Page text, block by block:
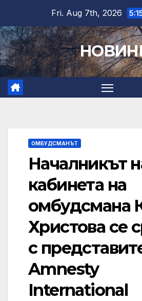
content
Fri. Aug 7th, 2026
ОМБУДСМАНЪТ
Началникът
кабинета на
омбудсмана
Христова се
с
Amnesty
International